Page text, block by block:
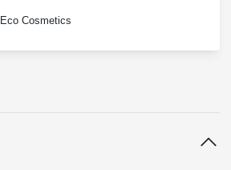
Eco Cosmetics